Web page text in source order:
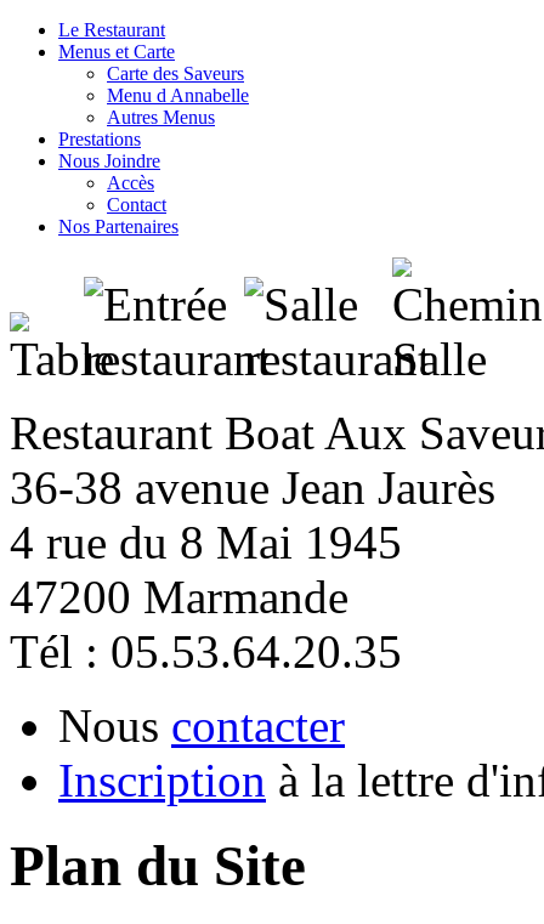
Le Restaurant
Menus et Carte
Carte des Saveurs
Menu d Annabelle
Autres Menus
Prestations
Nous Joindre
Accès
Contact
Nos Partenaires
Restaurant Boat Aux
36-38 avenue Jean Jaurès
4 rue du 8 Mai 1945
47200 Marmande
Tél : 05.53.64.20.35
Nous contacter
Inscription à la lettre
Plan du Site